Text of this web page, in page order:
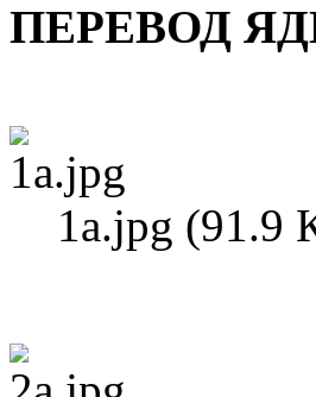
ПЕРЕВОД
1а.jpg (91.9